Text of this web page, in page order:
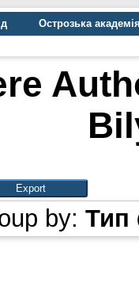
Острозька
by: Тип